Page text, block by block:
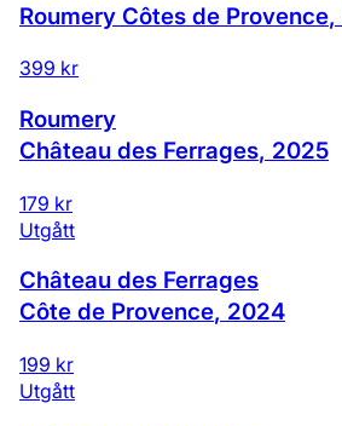
Roumery Côtes de Provence,
399 kr
Roumery
Château des Ferrages, 2025
179 kr
Utgått
Château des Ferrages
Côte de Provence, 2024
199 kr
Utgått